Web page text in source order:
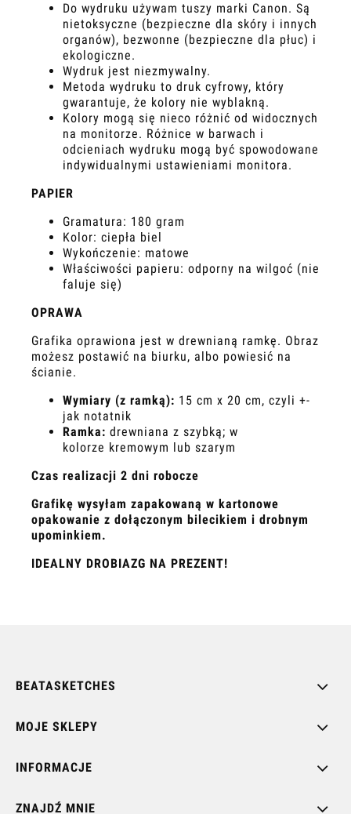
Do wydruku używam tuszy marki Canon. Są
nietoksyczne (bezpieczne dla skóry i innych
organów), bezwonne (bezpieczne dla płuc) i
ekologiczne.
Wydruk jest niezmywalny.
Metoda wydruku to druk cyfrowy, który
gwarantuje, że kolory nie wyblakną.
Kolory mogą się nieco różnić od widocznych
na monitorze. Różnice w barwach i
odcieniach wydruku mogą być spowodowane
indywidualnymi ustawieniami monitora.
PAPIER
Gramatura: 180 gram
Kolor: ciepła biel
Wykończenie: matowe
Właściwości papieru: odporny na wilgoć (nie
faluje się)
OPRAWA
Grafika oprawiona jest w drewnianą ramkę. Obraz
możesz postawić na biurku, albo powiesić na
ścianie.
Wymiary (z ramką): 15 cm x 20 cm, czyli +-
jak notatnik
Ramka: drewniana z szybką; w
kolorze kremowym lub szarym
Czas realizacji 2 dni robocze
Grafikę wysyłam zapakowaną w kartonowe
opakowanie z dołączonym bilecikiem i drobnym
upominkiem.
IDEALNY DROBIAZG NA PREZENT!
BEATASKETCHES
MOJE SKLEPY
INFORMACJE
ZNAJDŹ MNIE